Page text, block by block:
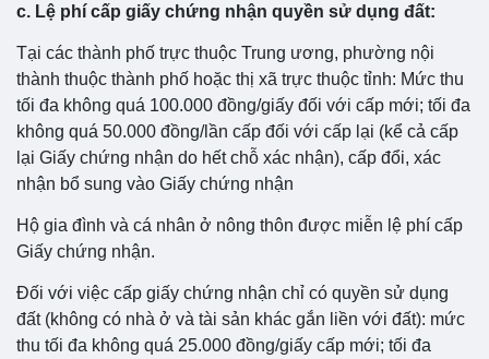
c. Lệ phí cấp giấy chứng nhận quyền sử dụng đất:
Tại các thành phố trực thuộc Trung ương, phường nội
thành thuộc thành phố hoặc thị xã trực thuộc tỉnh: Mức thu
tối đa không quá 100.000 đồng/giấy đối với cấp mới; tối đa
không quá 50.000 đồng/lần cấp đối với cấp lại (kể cả cấp
lại Giấy chứng nhận do hết chỗ xác nhận), cấp đổi, xác
nhận bổ sung vào Giấy chứng nhận
Hộ gia đình và cá nhân ở nông thôn được miễn lệ phí cấp
Giấy chứng nhận.
Đối với việc cấp giấy chứng nhận chỉ có quyền sử dụng
đất (không có nhà ở và tài sản khác gắn liền với đất): mức
thu tối đa không quá 25.000 đồng/giấy cấp mới; tối đa